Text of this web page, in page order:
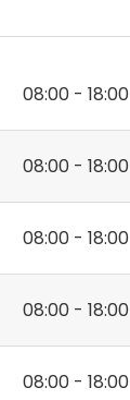
08:00 - 18:00
08:00 - 18:00
08:00 - 18:00
08:00 - 18:00
08:00 - 18:00